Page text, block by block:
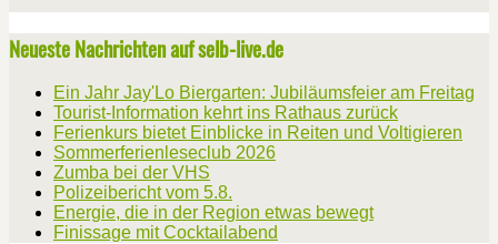
Neueste Nachrichten auf selb-live.de
Ein Jahr Jay'Lo Biergarten: Jubiläumsfeier am Freitag
Tourist-Information kehrt ins Rathaus zurück
Ferienkurs bietet Einblicke in Reiten und Voltigieren
Sommerferienleseclub 2026
Zumba bei der VHS
Polizeibericht vom 5.8.
Energie, die in der Region etwas bewegt
Finissage mit Cocktailabend